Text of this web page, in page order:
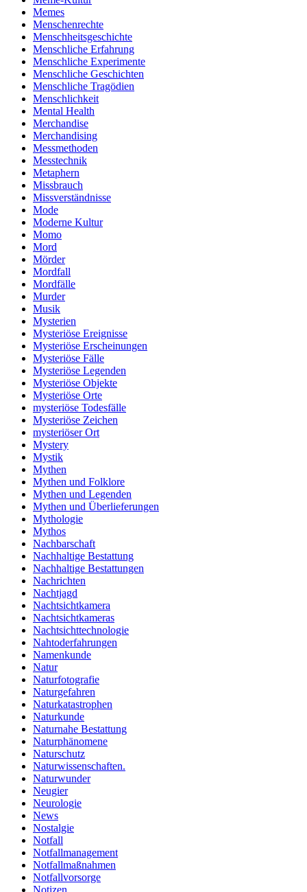
Memes
Menschenrechte
Menschheitsgeschichte
Menschliche Erfahrung
Menschliche Experimente
Menschliche Geschichten
Menschliche Tragödien
Menschlichkeit
Mental Health
Merchandise
Merchandising
Messmethoden
Messtechnik
Metaphern
Missbrauch
Missverständnisse
Mode
Moderne Kultur
Momo
Mord
Mörder
Mordfall
Mordfälle
Murder
Musik
Mysterien
Mysteriöse Ereignisse
Mysteriöse Erscheinungen
Mysteriöse Fälle
Mysteriöse Legenden
Mysteriöse Objekte
Mysteriöse Orte
mysteriöse Todesfälle
Mysteriöse Zeichen
mysteriöser Ort
Mystery
Mystik
Mythen
Mythen und Folklore
Mythen und Legenden
Mythen und Überlieferungen
Mythologie
Mythos
Nachbarschaft
Nachhaltige Bestattung
Nachhaltige Bestattungen
Nachrichten
Nachtjagd
Nachtsichtkamera
Nachtsichtkameras
Nachtsichttechnologie
Nahtoderfahrungen
Namenkunde
Natur
Naturfotografie
Naturgefahren
Naturkatastrophen
Naturkunde
Naturnahe Bestattung
Naturphänomene
Naturschutz
Naturwissenschaften.
Naturwunder
Neugier
Neurologie
News
Nostalgie
Notfall
Notfallmanagement
Notfallmaßnahmen
Notfallvorsorge